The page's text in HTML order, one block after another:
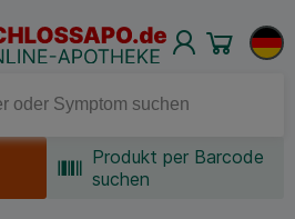
Produkt per Barcode
suchen